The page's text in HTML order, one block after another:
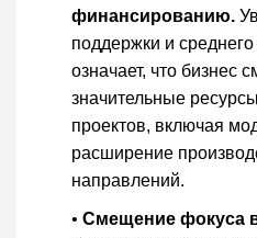
финансированию.
поддержки и
означает, что бизнес
значительные
проектов, включая
расширение
направлений.
• Смещение фокуса